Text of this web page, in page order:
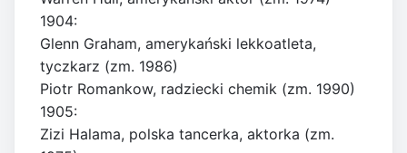
1904:
Glenn Graham, amerykański lekkoatleta,
tyczkarz (zm. 1986)
Piotr Romankow, radziecki chemik (zm. 1990)
1905:
Zizi Halama, polska tancerka, aktorka (zm.